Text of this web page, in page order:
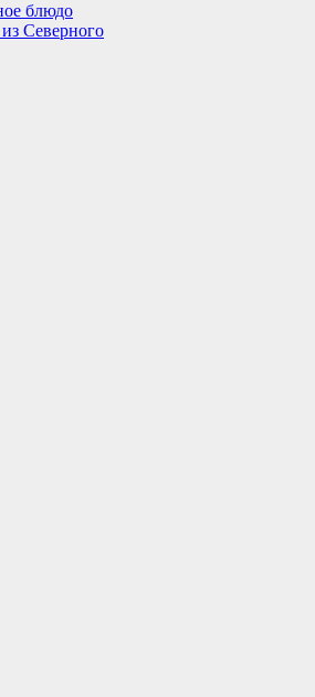
блюдо
Северного